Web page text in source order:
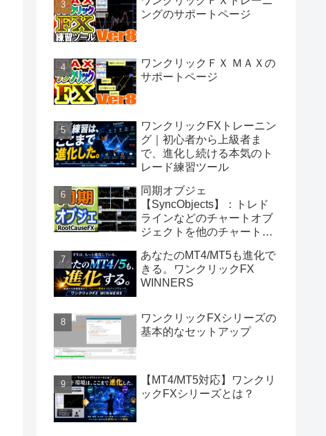
ングのサポートページ
ワンクリックＦＸ ＭＡＸの
サポートページ
ワンクリックFXトレーニン
グ｜初心者から上級者ま
で、進化し続ける本気のト
レード練習ツール
同期オブジェ
【SyncObjects】：トレド
ラインなどのチャートオブ
ジェクトを他のチャートに
あなたのMT4/MT5も進化で
きる。ワンクリックFX
WINNERS
ワンクリックFXシリーズの
基本的なセットアップ
【MT4/MT5対応】ワンクリ
ックFXシリーズとは？